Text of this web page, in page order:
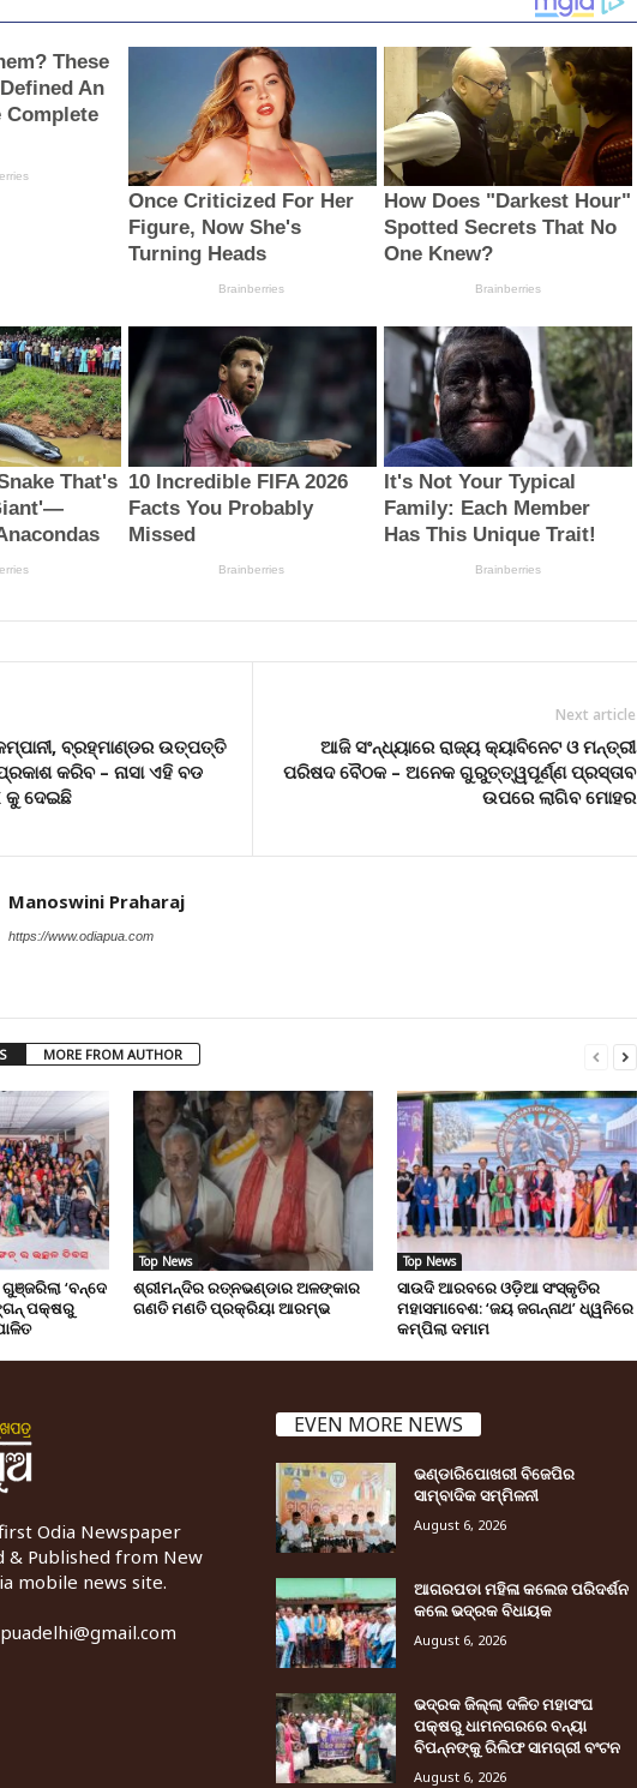
ବ୍ରହ୍ମାଣ୍ଡର ଉତ୍ପତ୍ତି
କରିବ – ନାସା ଏହି ବଡ
କୁ ଦେଇଛି
Next article
ଆଜି ସଂନ୍ଧ୍ୟାରେ ରାଜ୍ୟ କ୍ୟାବିନେଟ ଓ ମନ୍ତ୍ରୀ
ପରିଷଦ ବୈଠକ – ଅନେକ ଗୁରୁତ୍ତ୍ୱପୂର୍ଣ୍ଣ ପ୍ରସ୍ତାବ
ଉପରେ ଲାଗିବ ମୋହର
Manoswini Praharaj
https://www.odiapua.com
MORE FROM AUTHOR
‘ବନ୍ଦେ
ପକ୍ଷରୁ
Top News
ଶ୍ରୀମନ୍ଦିର ରତ୍ନଭଣ୍ଡାର ଅଳଙ୍କାର
ଗଣତି ମଣତି ପ୍ରକ୍ରିୟା ଆରମ୍ଭ
Top News
ସାଉଦି ଆରବରେ ଓଡ଼ିଆ ସଂସ୍କୃତିର
ମହାସମାବେଶ: ‘ଜୟ ଜଗନ୍ନାଥ’ ଧ୍ୱନିରେ
କମ୍ପିଲା ଦମାମ
Odia Newspaper
& Published from New
mobile news site.
EVEN MORE NEWS
ଭଣ୍ଡାରିପୋଖରୀ ବିଜେପିର
ସାମ୍ବାଦିକ ସମ୍ମିଳନୀ
August 6, 2026
ଆଗରପଡା ମହିଳା କଲେଜ ପରିଦର୍ଶନ
କଲେ ଭଦ୍ରକ ବିଧାୟକ
August 6, 2026
ଭଦ୍ରକ ଜିଲ୍ଲା ଦଳିତ ମହାସଂଘ
ପକ୍ଷରୁ ଧାମନଗରରେ ବନ୍ୟା
ବିପନ୍ନଙ୍କୁ ରିଲିଫ ସାମଗ୍ରୀ ବଂଟନ
August 6, 2026